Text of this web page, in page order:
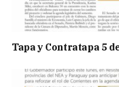
Tapa y Contratapa 5